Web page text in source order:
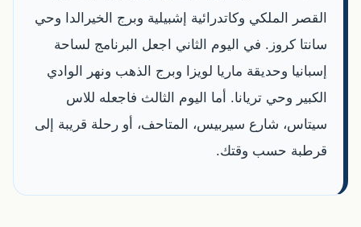
القصر الملكي وكاتدرائية إشبيلية وبرج الخيرالدا وحي
سانتا كروز. في اليوم الثاني اجعل البرنامج لساحة
إسبانيا وحديقة ماريا لويزا وبرج الذهب ونهر الوادي
الكبير وحي تريانا. أما اليوم الثالث فاجعله للاس
سيتاس، شارع سيربيس، المتاحف، أو رحلة قريبة إلى
قرطبة حسب وقتك.